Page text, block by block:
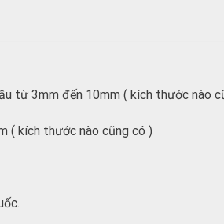
từ 3mm đến 10mm ( kích thước nào
( kích thước nào cũng có )